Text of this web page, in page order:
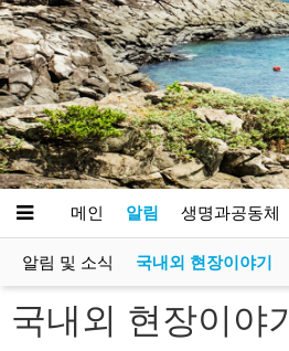
메인 알림 생명과공동체
알림 및 소식 국내외 현장이야기
국내외 현장이야기